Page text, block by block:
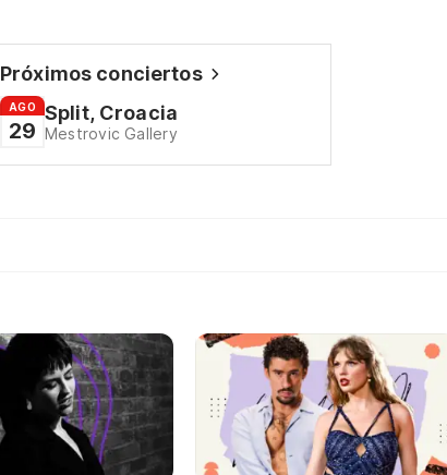
Próximos conciertos
AGO
29
Split, Croacia
Mestrovic Gallery